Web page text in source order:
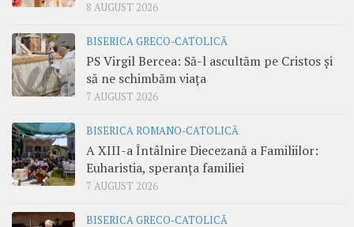
8 AUGUST 2026
BISERICA GRECO-CATOLICĂ
PS Virgil Bercea: Să-l ascultăm pe Cristos și
să ne schimbăm viața
7 AUGUST 2026
BISERICA ROMANO-CATOLICĂ
A XIII-a Întâlnire Diecezană a Familiilor:
Euharistia, speranța familiei
7 AUGUST 2026
BISERICA GRECO-CATOLICĂ